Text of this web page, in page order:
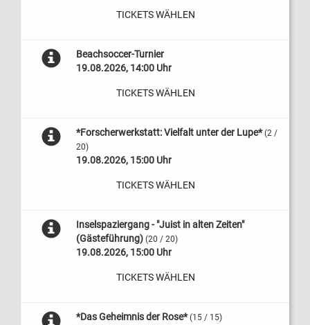
TICKETS WÄHLEN
Beachsoccer-Turnier
19.08.2026, 14:00 Uhr
TICKETS WÄHLEN
*Forscherwerkstatt: Vielfalt unter der Lupe* (2 /
20)
19.08.2026, 15:00 Uhr
TICKETS WÄHLEN
Inselspaziergang - "Juist in alten Zeiten"
(Gästeführung) (20 / 20)
19.08.2026, 15:00 Uhr
TICKETS WÄHLEN
*Das Geheimnis der Rose* (15 / 15)